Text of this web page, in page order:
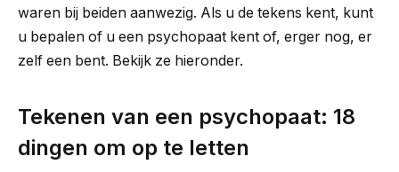
waren bij beiden aanwezig. Als u de tekens kent, kunt
u bepalen of u een psychopaat kent of, erger nog, er
zelf een bent. Bekijk ze hieronder.
Tekenen van een psychopaat: 18
dingen om op te letten